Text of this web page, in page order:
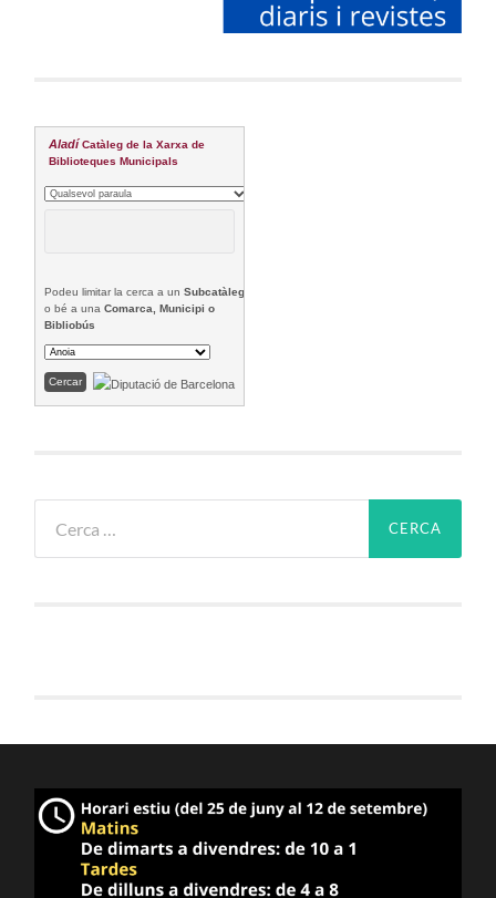
Aladí Catàleg de la Xarxa de
Biblioteques Municipals
Podeu limitar la cerca a unSubcatàleg
o bé a unaComarca, Municipi o
Bibliobús